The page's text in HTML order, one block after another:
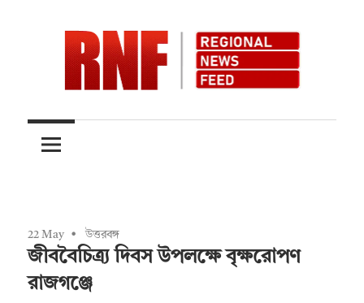
content
RNFnews.in
over
Quantity
22 May উত্তরবঙ্গ
জীববৈচিত্র্য দিবস উপলক্ষে বৃক্ষরোপণ
রাজগঞ্জে